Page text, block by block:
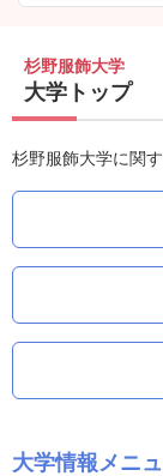
杉野服飾大学
大学トップ
杉野服飾大学に関
大学情報メニ